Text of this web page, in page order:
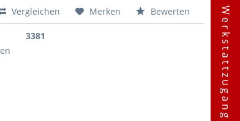
Vergleichen Merken Bewerten
3381
Werkstattzugang